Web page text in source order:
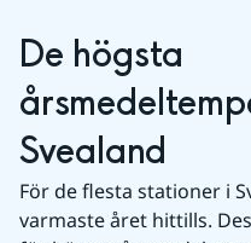
De högsta
Svealand
För de flesta stationer i
varmaste året hittills.